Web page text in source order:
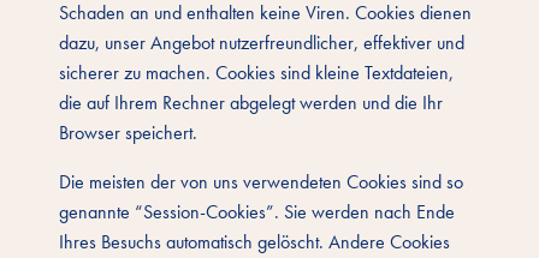
Schaden an und enthalten keine Viren. Cookies dienen
dazu, unser Angebot nutzerfreundlicher, effektiver und
sicherer zu machen. Cookies sind kleine Textdateien,
die auf Ihrem Rechner abgelegt werden und die Ihr
Browser speichert.
Die meisten der von uns verwendeten Cookies sind so
genannte “Session-Cookies”. Sie werden nach Ende
Ihres Besuchs automatisch gelöscht. Andere Cookies